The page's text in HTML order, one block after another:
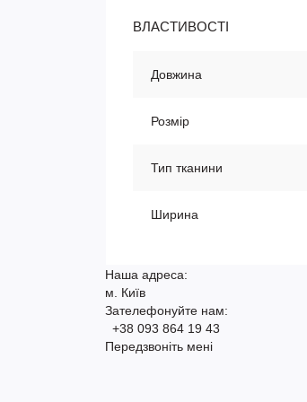
ВЛАСТИВОСТІ
Довжина
Розмір
Тип тканини
Ширина
Наша адреса:
м. Київ
Зателефонуйте нам:
+38 093 864 19 43
Передзвоніть мені